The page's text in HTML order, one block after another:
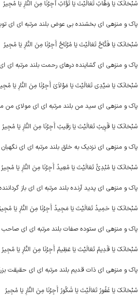
سُبْحَانَکَ یَا وَهَّابُ تَعَالَیْتَ یَا تَوَّابُ أَجِرْنَا مِنَ النَّارِ یَا مُجِیرُ
پاک و منزهى اى بخشنده بى ‏عوض بلند مرتبه ‏اى اى
سُبْحَانَکَ یَا فَتَّاحُ تَعَالَیْتَ یَا مُرْتَاحُ أَجِرْنَا مِنَ النَّارِ یَا مُجِیرُ
پاک و منزهى اى گشاینده درهاى رحمت بلند مرتبه‏
سُبْحَانَکَ یَا سَیِّدِی تَعَالَیْتَ یَا مَوْلاَیَ أَجِرْنَا مِنَ النَّارِ یَا
پاک و منزهى اى سید من بلند مرتبه ‏اى اى مولاى من
سُبْحَانَکَ یَا قَرِیبُ تَعَالَیْتَ یَا رَقِیبُ أَجِرْنَا مِنَ النَّارِ یَا مُجِیرُ
پاک و منزهى اى نزدیک به خلق بلند مرتبه‏ اى اى
سُبْحَانَکَ یَا مُبْدِئُ تَعَالَیْتَ یَا مُعِیدُ أَجِرْنَا مِنَ النَّارِ یَا مُجِیرُ
پاک و منزهى اى پدید آرنده بلند مرتبه‏ اى اى باز
سُبْحَانَکَ یَا حَمِیدُ تَعَالَیْتَ یَا مَجِیدُ أَجِرْنَا مِنَ النَّارِ یَا
پاک و منزهى اى ستوده صفات بلند مرتبه ‏اى اى صاحب
سُبْحَانَکَ یَا قَدِیمُ تَعَالَیْتَ یَا عَظِیمُ أَجِرْنَا مِنَ النَّارِ یَا مُجِیرُ
پاک و منزهى اى ذات قدیم بلند مرتبه ‏اى اى حقیقت
سُبْحَانَکَ یَا غَفُورُ تَعَالَیْتَ یَا شَکُورُ أَجِرْنَا مِنَ النَّارِ یَا مُجِیرُ